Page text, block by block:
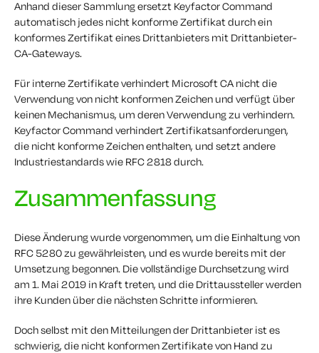
Anhand dieser Sammlung ersetzt Keyfactor Command
automatisch jedes nicht konforme Zertifikat durch ein
konformes Zertifikat eines Drittanbieters mit Drittanbieter-
CA-Gateways.
Für interne Zertifikate verhindert Microsoft CA nicht die
Verwendung von nicht konformen Zeichen und verfügt über
keinen Mechanismus, um deren Verwendung zu verhindern.
Keyfactor Command verhindert Zertifikatsanforderungen,
die nicht konforme Zeichen enthalten, und setzt andere
Industriestandards wie RFC 2818 durch.
Zusammenfassung
Diese Änderung wurde vorgenommen, um die Einhaltung von
RFC 5280 zu gewährleisten, und es wurde bereits mit der
Umsetzung begonnen. Die vollständige Durchsetzung wird
am 1. Mai 2019 in Kraft treten, und die Drittaussteller werden
ihre Kunden über die nächsten Schritte informieren.
Doch selbst mit den Mitteilungen der Drittanbieter ist es
schwierig, die nicht konformen Zertifikate von Hand zu